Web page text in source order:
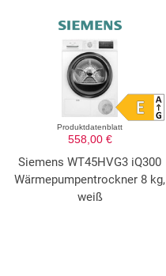
Produktdatenblatt
558,00 €
Siemens WT45HVG3 iQ300
Wärmepumpentrockner 8 kg,
weiß